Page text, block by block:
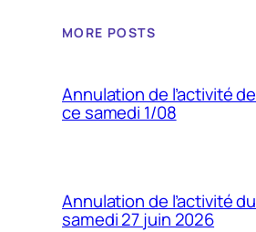
MORE POSTS
Annulation de l’activité de
ce samedi 1/08
Annulation de l’activité du
samedi 27 juin 2026